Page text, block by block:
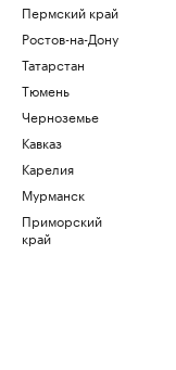
Пермский край
Ростов-на-Дону
Татарстан
Тюмень
Черноземье
Кавказ
Карелия
Мурманск
Приморский
край